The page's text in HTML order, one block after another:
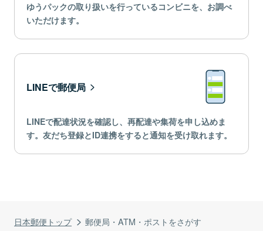
日本郵便トップ 郵便局・ATM・ポストをさがす
ゆうパックの取り扱いを行っているコンビニを、お調べ
いただけます。
LINEで郵便局
LINEで配達状況を確認し、再配達や集荷を申し込めま
す。友だち登録とID連携をすると通知を受け取れます。